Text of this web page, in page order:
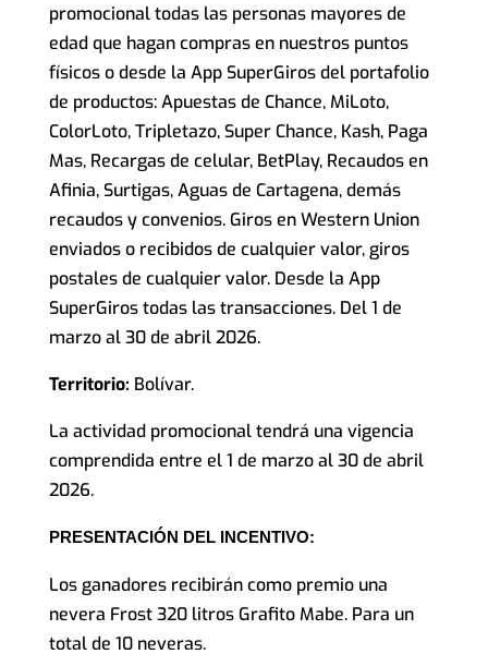
promocional todas las personas mayores de
edad que hagan compras en nuestros puntos
físicos o desde la App SuperGiros del portafolio
de productos: Apuestas de Chance, MiLoto,
ColorLoto, Tripletazo, Super Chance, Kash, Paga
Mas, Recargas de celular, BetPlay, Recaudos en
Afinia, Surtigas, Aguas de Cartagena, demás
recaudos y convenios. Giros en Western Union
enviados o recibidos de cualquier valor, giros
postales de cualquier valor. Desde la App
SuperGiros todas las transacciones. Del 1 de
marzo al 30 de abril 2026.
Territorio: Bolívar.
La actividad promocional tendrá una vigencia
comprendida entre el 1 de marzo al 30 de abril
2026.
PRESENTACIÓN DEL INCENTIVO:
Los ganadores recibirán como premio una
nevera Frost 320 litros Grafito Mabe. Para un
total de 10 neveras.